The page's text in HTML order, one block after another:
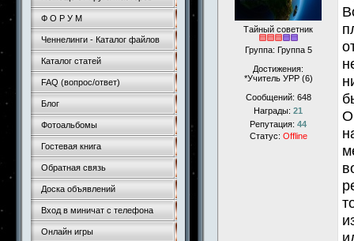
Ф О Р У М
Ченнелинги - Каталог файлов
Каталог статей
FAQ (вопрос/ответ)
Блог
Фотоальбомы
Гостевая книга
Обратная связь
Доска объявлений
Вход в миничат с телефона
Онлайн игры
Тайный советник
Группа: Группа 5
Достижения:
*Учитель УРР (6)
Сообщений: 648
Награды: 21
Репутация: 44
Статус: Offline